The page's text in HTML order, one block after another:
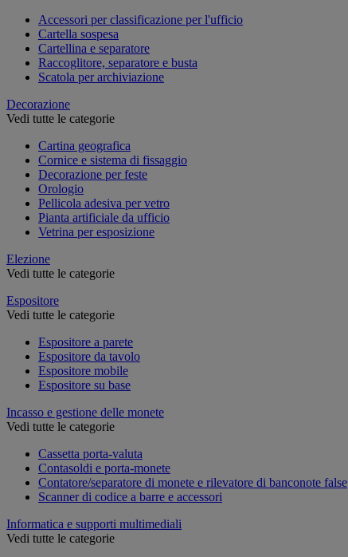
Accessori per classificazione per l'ufficio
Cartella sospesa
Cartellina e separatore
Raccoglitore, separatore e busta
Scatola per archiviazione
Decorazione
Vedi tutte le categorie
Cartina geografica
Cornice e sistema di fissaggio
Decorazione per feste
Orologio
Pellicola adesiva per vetro
Pianta artificiale da ufficio
Vetrina per esposizione
Elezione
Vedi tutte le categorie
Espositore
Vedi tutte le categorie
Espositore a parete
Espositore da tavolo
Espositore mobile
Espositore su base
Incasso e gestione delle monete
Vedi tutte le categorie
Cassetta porta-valuta
Contasoldi e porta-monete
Contatore/separatore di monete e rilevatore di banconote false
Scanner di codice a barre e accessori
Informatica e supporti multimediali
Vedi tutte le categorie